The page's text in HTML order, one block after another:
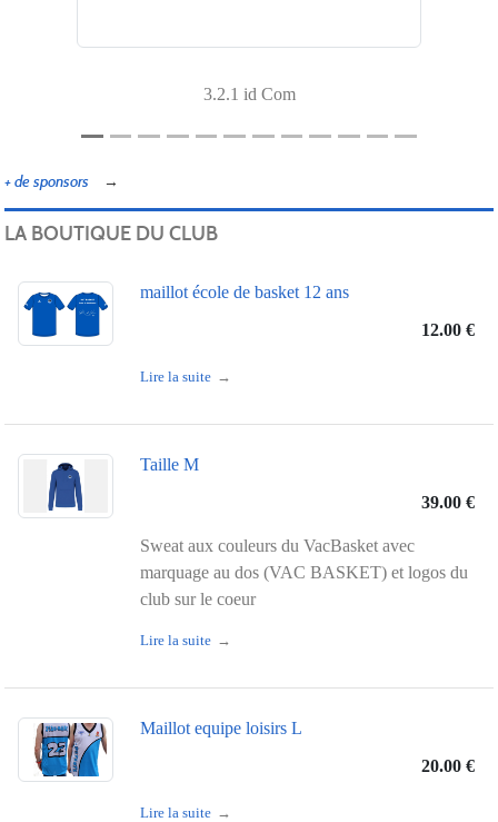
3.2.1 id Com
+ de sponsors
LA BOUTIQUE DU CLUB
maillot école de basket 12 ans
12.00 €
Lire la suite
Taille M
39.00 €
Sweat aux couleurs du VacBasket avec
marquage au dos (VAC BASKET) et logos du
club sur le coeur
Lire la suite
Maillot equipe loisirs L
20.00 €
Lire la suite